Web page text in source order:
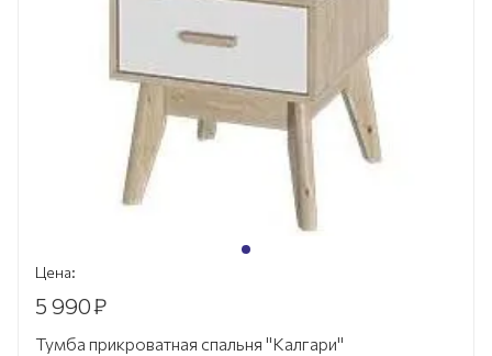
Цена:
5 990₽
Тумба прикроватная спальня "Калгари"